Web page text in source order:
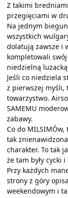
Z takimi bredniami
przegięciami w
Na jednym
wszystkich
dolatują zawsze i
kompletowali
niedzielną
Jeśli co niedziela
z pierwszej myśli,
towarzystwo.
SAMEMU
zabawy.
Co do
tak
charakter. To tak
że tam były cycki
Przy każdych
strony z góry
weekendowym i